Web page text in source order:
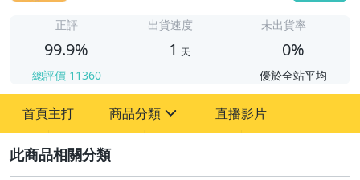
正評
99.9%
總評價 11360
出貨速度
1 天
未出貨率
0%
優於全站平均
首頁主打 商品分類
圖書/影音/文具
直播影片